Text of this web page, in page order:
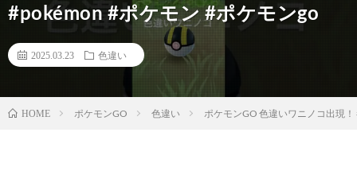
#pokémon #ポケモン #ポケモンgo
2025.03.23 色違い
HOME ポケモンGO 色違い ポケモンGO 色違いワニノコ出現